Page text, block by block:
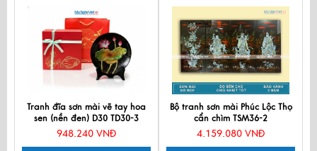
Tranh đĩa sơn mài vẽ tay hoa
sen (nền đen) D30 TD30-3
948.240 VNĐ
Bộ tranh sơn mài Phúc Lộc Thọ
cẩn chìm TSM36-2
4.159.080 VNĐ